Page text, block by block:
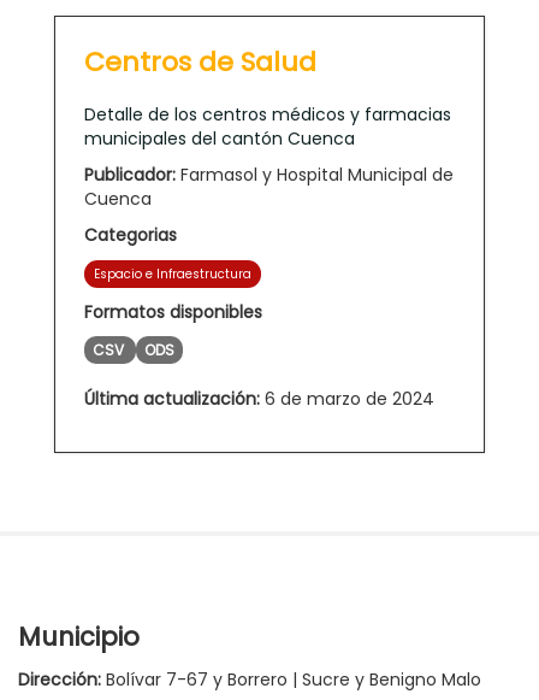
Centros de Salud
Detalle de los centros médicos y farmacias
municipales del cantón Cuenca
Publicador: Farmasol y Hospital Municipal de
Cuenca
Categorias
Espacio e Infraestructura
Formatos disponibles
CSV ODS
Última actualización: 6 de marzo de 2024
Municipio
Dirección: Bolívar 7-67 y Borrero | Sucre y Benigno Malo